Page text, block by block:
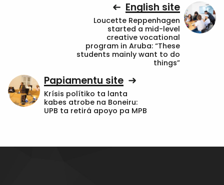
English site
Loucette Reppenhagen
started a mid-level
creative vocational
program in Aruba: “These
students mainly want to do
things”
Papiamentu site
Krísis polítiko ta lanta
kabes atrobe na Boneiru:
UPB ta retirá apoyo pa MPB